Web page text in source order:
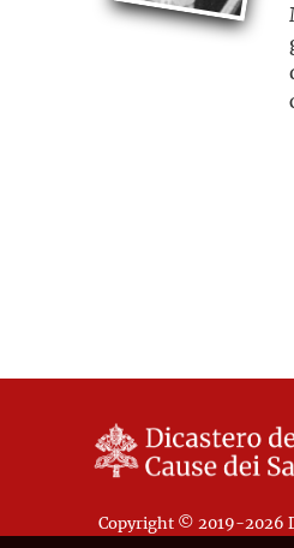
Copyright © 2019-2026